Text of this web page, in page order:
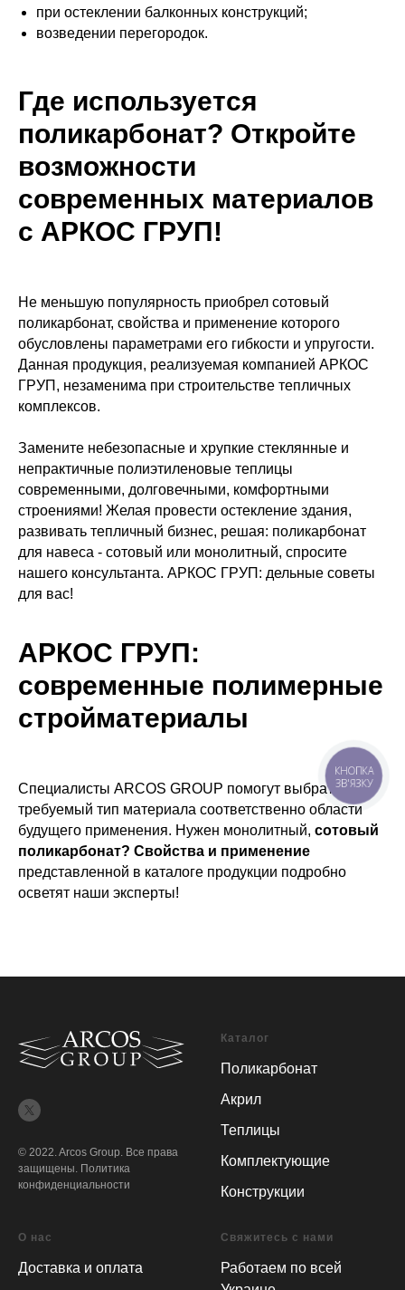
при остеклении балконных конструкций;
возведении перегородок.
Где используется
поликарбонат? Откройте
возможности
современных материалов
с АРКОС ГРУП!
Не меньшую популярность приобрел сотовый
поликарбонат, свойства и применение которого
обусловлены параметрами его гибкости и упругости.
Данная продукция, реализуемая компанией АРКОС
ГРУП, незаменима при строительстве тепличных
комплексов.
Замените небезопасные и хрупкие стеклянные и
непрактичные полиэтиленовые теплицы
современными, долговечными, комфортными
строениями! Желая провести остекление здания,
развивать тепличный бизнес, решая: поликарбонат
для навеса - сотовый или монолитный, спросите
нашего консультанта. АРКОС ГРУП: дельные советы
для вас!
АРКОС ГРУП:
современные полимерные
стройматериалы
Специалисты ARCOS GROUP помогут выбрать
требуемый тип материала соответственно области
будущего применения. Нужен монолитный, сотовый
поликарбонат? Свойства и применение
представленной в каталоге продукции подробно
осветят наши эксперты!
© 2022. Arcos Group. Все права
защищены. Политика
конфиденциальности
Каталог
Поликарбонат
Акрил
Теплицы
Комплектующие
Конструкции
О нас
Доставка и оплата
Свяжитесь с нами
Работаем по всей
КНОПКА
ЗВ'ЯЗКУ